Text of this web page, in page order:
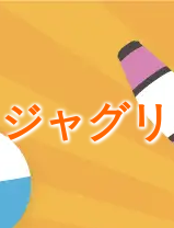
ジャグ